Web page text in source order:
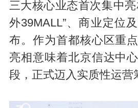
三大核心业态首次集中
外39MALL”、商业定位
布。作为首都核心区重
亮相意味着北京信达中
段，正式迈入实质性运营